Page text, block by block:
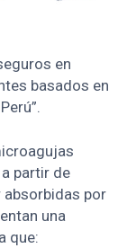
en
basados en
partir de
absorbidas por
una
que: